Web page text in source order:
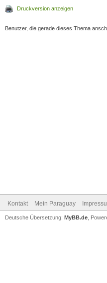
Druckversion anzeigen
Benutzer, die gerade dieses Thema
Kontakt Mein Paraguay
Deutsche Übersetzung: MyBB.de ,